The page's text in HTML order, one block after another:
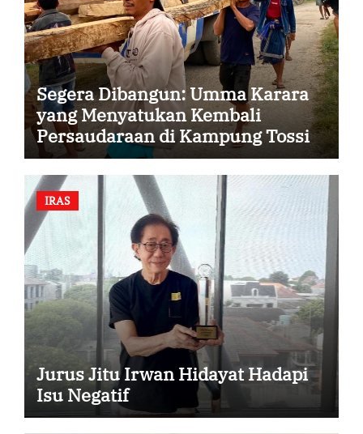
Segera Dibangun: Umma Karara
yang Menyatukan Kembali
Persaudaraan di Kampung Tossi
IRAS
Jurus Jitu Irwan Hidayat Hadapi
Isu Negatif